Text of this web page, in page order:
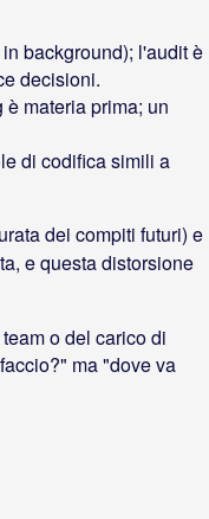
background); l'audit è
decisioni.
materia prima; un
di codifica simili a
dei compiti futuri) e
e questa distorsione
o del carico di
ma "dove va